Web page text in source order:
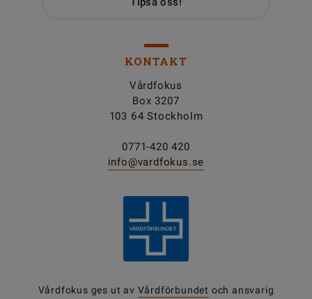
KONTAKT
Vårdfokus
Box 3207
103 64 Stockholm
0771-420 420
info@vardfokus.se
Vårdfokus ges ut av Vårdförbundet och ansvarig